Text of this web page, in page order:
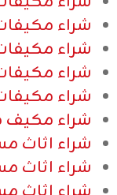
شراء
شراء
شراء
شراء
شراء
شراء اثاث
شراء اثاث